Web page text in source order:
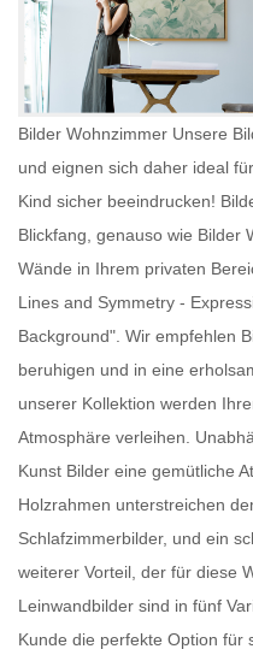
Bilder Wohnzimmer Unsere
und eignen sich daher ideal
Kind sicher beeindrucken!
Blickfang, genauso wie Bilder
Wände in Ihrem privaten
Lines and Symmetry -
Background". Wir empfehlen
beruhigen und in eine
unserer Kollektion werden
Atmosphäre verleihen.
Kunst Bilder eine gemütliche
Holzrahmen unterstreichen
Schlafzimmerbilder, und ein
weiterer Vorteil, der für diese
Leinwandbilder sind in fünf
Kunde die perfekte Option für